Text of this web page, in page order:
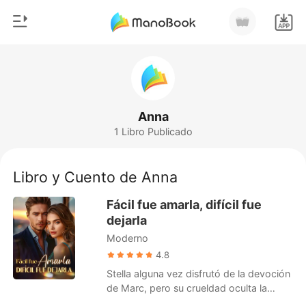
Salir
Instalar APP
Hombre Lobo
Romance
Urbano
Ranking
Anna
1 Libro Publicado
Libro y Cuento de Anna
Fácil fue amarla, difícil fue
dejarla
Moderno
4.8
Stella alguna vez disfrutó de la devoción
de Marc, pero su crueldad oculta la